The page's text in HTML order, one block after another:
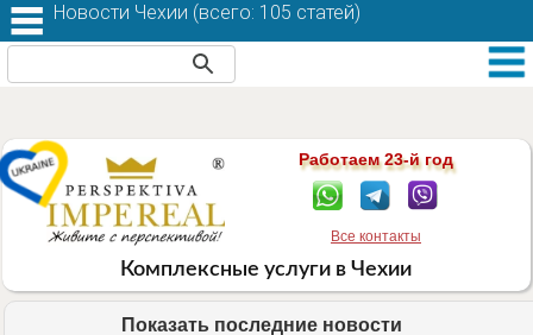
Работаем 23-й год
Все контакты
Комплексные услуги в Чехии
Показать последние новости
Новости Чехии (всего: 105 статей)